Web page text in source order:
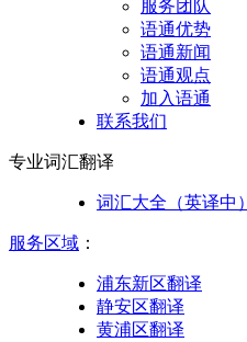
服务团队
语通优势
语通新闻
语通观点
加入语通
联系我们
专业词汇翻译
词汇大全（英译中）
服务区域 ：
浦东新区翻译
静安区翻译
黄浦区翻译